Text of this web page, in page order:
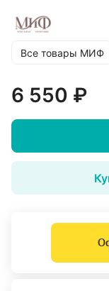
Все товары МИФ
6 550 ₽